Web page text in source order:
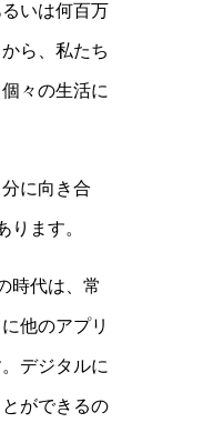
いは何百万
ら、私たち
々の生活に
に向き合
ます。
時代は、常
他のアプリ
デジタルに
ができるの